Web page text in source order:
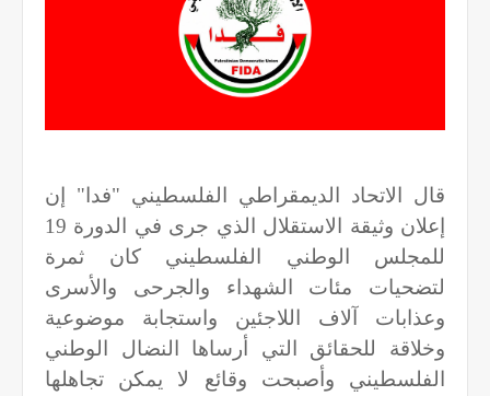
قال الاتحاد الديمقراطي الفلسطيني "فدا" إن
إعلان وثيقة الاستقلال الذي جرى في الدورة 19
للمجلس الوطني الفلسطيني كان ثمرة
لتضحيات مئات الشهداء والجرحى والأسرى
وعذابات آلاف اللاجئين واستجابة موضوعية
وخلاقة للحقائق التي أرساها النضال الوطني
الفلسطيني وأصبحت وقائع لا يمكن تجاهلها